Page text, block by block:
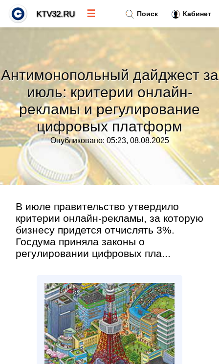
Антимонопольный дайджест за
июль: критерии онлайн-
рекламы и регулирование
цифровых платформ
Опубликовано: 05:23, 08.08.2025
В июле правительство утвердило
критерии онлайн-рекламы, за которую
бизнесу придется отчислять 3%.
Госдума приняла законы о
регулировании цифровых пла...
Поиск Кабинет
KTV32.RU ☰
Тренды новостей»
Рубрики»
Правила»
Контакт»